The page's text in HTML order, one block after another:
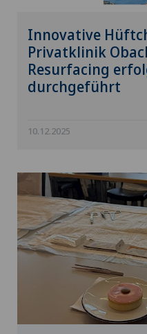
Innovative
Privatklinik
Resurfacing
durchgeführt
10.12.2025